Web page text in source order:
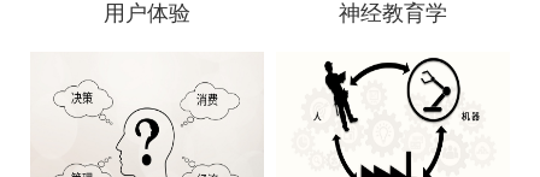
用户体验 神经教育学